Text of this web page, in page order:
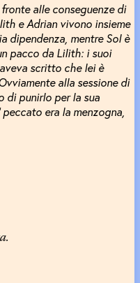
alle conseguenze di
e Adrian vivono insieme
dipendenza, mentre Sol è
pacco da Lilith: i suoi
scritto che lei è
alla sessione di
di punirlo per la sua
era la menzogna,